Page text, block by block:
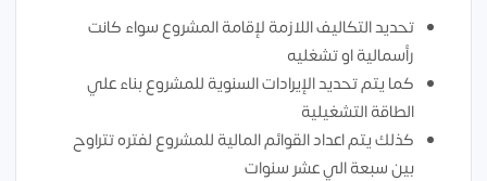
تحديد التكاليف اللازمة لإقامة المشروع سواء كانت
رأسمالية او تشغليه
كما يتم تحديد الإيرادات السنوية للمشروع بناء علي
الطاقة التشغيلية
كذلك يتم اعداد القوائم المالية للمشروع لفتره تتراوح
بين سبعة الي عشر سنوات